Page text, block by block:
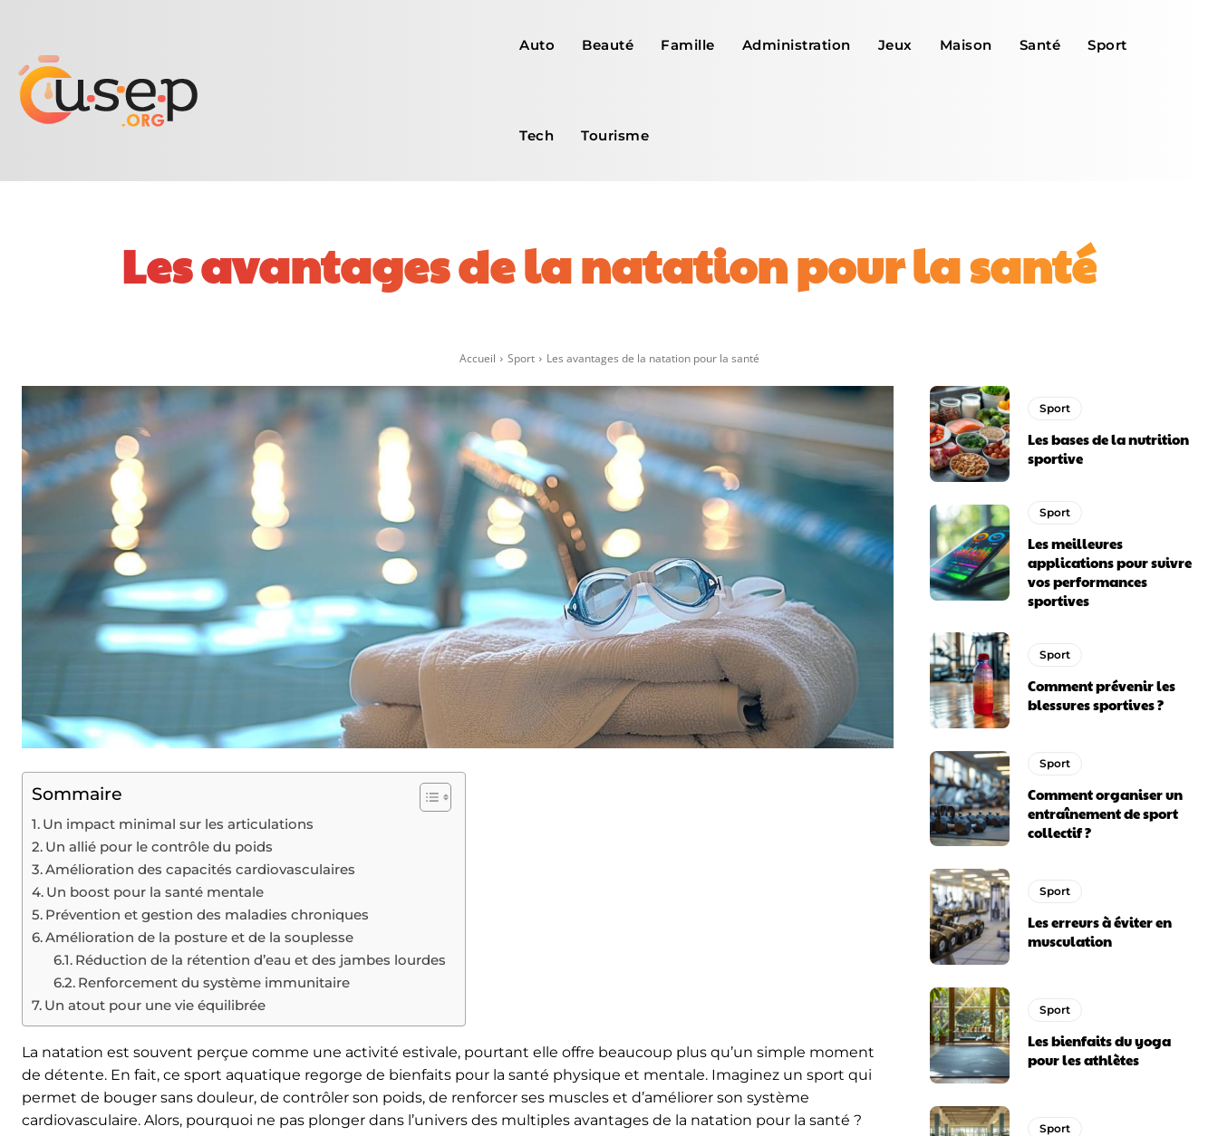
Auto Beauté Famille Administration Jeux Maison Santé Sport
Tech Tourisme
Les avantages de la natation pour la santé
Accueil Sport Les avantages de la natation pour la santé
Sommaire
Un impact minimal sur les articulations
Un allié pour le contrôle du poids
Amélioration des capacités cardiovasculaires
Un boost pour la santé mentale
Prévention et gestion des maladies chroniques
Amélioration de la posture et de la souplesse
Réduction de la rétention d’eau et des jambes lourdes
Renforcement du système immunitaire
Un atout pour une vie équilibrée
La natation est souvent perçue comme une activité estivale, pourtant elle offre beaucoup plus qu’un simple moment
de détente. En fait, ce sport aquatique regorge de bienfaits pour la santé physique et mentale. Imaginez un sport qui
permet de bouger sans douleur, de contrôler son poids, de renforcer ses muscles et d’améliorer son système
cardiovasculaire. Alors, pourquoi ne pas plonger dans l’univers des multiples avantages de la natation pour la santé ?
Sport
Les bases de la nutrition
sportive
Sport
Les meilleures
applications pour suivre
vos performances
sportives
Sport
Comment prévenir les
blessures sportives ?
Sport
Comment organiser un
entraînement de sport
collectif ?
Sport
Les erreurs à éviter en
musculation
Sport
Les bienfaits du yoga
pour les athlètes
Sport